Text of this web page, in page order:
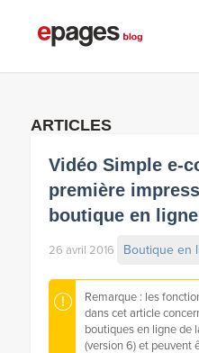
ARTICLES
Vidéo Simple e-
première
boutique en ligne
26 avril 2016 Boutique en
Remarque : les
dans cet article
boutiques en ligne de
(version 6) et peuvent